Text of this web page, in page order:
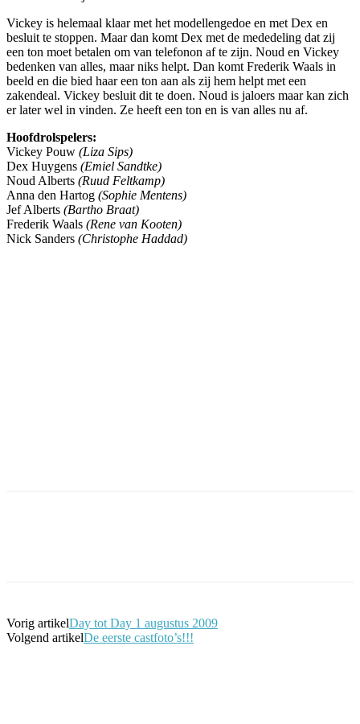
Vickey is helemaal klaar met het modellengedoe en met Dex en
besluit te stoppen. Maar dan komt Dex met de mededeling dat zij
een ton moet betalen om van telefonon af te zijn. Noud en Vickey
bedenken van alles, maar niks helpt. Dan komt Frederik Waals in
beeld en die bied haar een ton aan als zij hem helpt met een
zakendeal. Vickey besluit dit te doen. Noud is jaloers maar kan zich
er later wel in vinden. Ze heeft een ton en is van alles nu af.
Hoofdrolspelers:
Vickey Pouw (Liza Sips)
Dex Huygens (Emiel Sandtke)
Noud Alberts (Ruud Feltkamp)
Anna den Hartog (Sophie Mentens)
Jef Alberts (Bartho Braat)
Frederik Waals (Rene van Kooten)
Nick Sanders (Christophe Haddad)
Vorig artikelDay tot Day 1 augustus 2009
Volgend artikelDe eerste castfoto’s!!!